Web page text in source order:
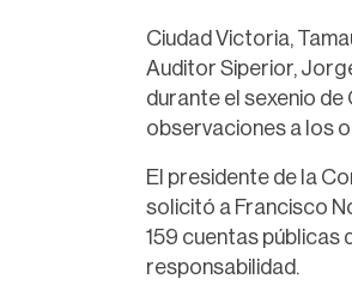
Ciudad Victoria,
Auditor Siperior,
durante el sexenio de
observaciones a los
El presidente de la
solicitó a Francisco
159 cuentas públicas
responsabilidad.